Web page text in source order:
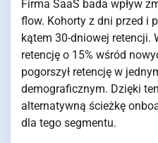
Firma SaaS bada wpływ
flow. Kohorty z dni przed i
kątem 30-dniowej retencji.
retencję o 15% wśród
pogorszył retencję w
demograficznym. Dzięki
alternatywną ścieżkę
dla tego segmentu.